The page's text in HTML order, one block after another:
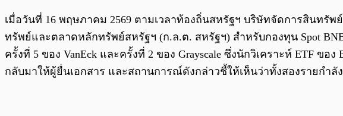
เมื่อวันที่ 16 พฤษภาคม 2569 ตามเวลาท้องถิ่นสหรัฐฯ บริษัทจัดการสินทรัพ
ทรัพย์และตลาดหลักทรัพย์สหรัฐฯ (ก.ล.ต. สหรัฐฯ) สำหรับกองทุน Spot
ครั้งที่ 5 ของ VanEck และครั้งที่ 2 ของ Grayscale ซึ่งนักวิเคราะห์ ETF ขอ
กลับมาให้ผู้ยื่นเอกสาร และสถานการณ์ดังกล่าวชี้ให้เห็นว่าทั้งสองรายกำ